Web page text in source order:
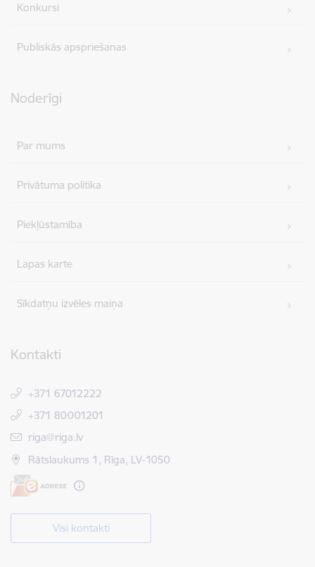
Konkursi
Publiskās apspriešanas
Noderīgi
Par mums
Privātuma politika
Piekļūstamība
Lapas karte
Sīkdatņu izvēles maiņa
Kontakti
+371 67012222
+371 80001201
E-pasts:
riga@riga.lv
Rātslaukums 1, Rīga, LV-1050
Visi kontakti